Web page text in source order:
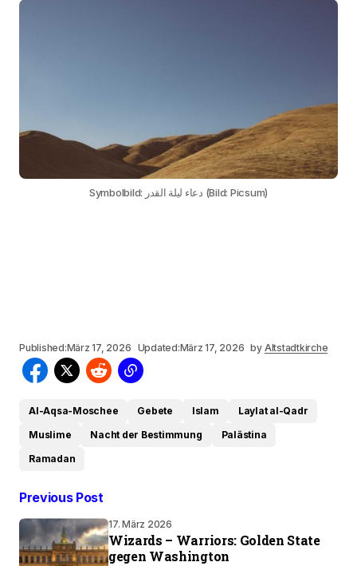
Symbolbild: دعاء ليلة القدر (Bild: Picsum)
Published:März 17, 2026 Updated:März 17, 2026 by Altstadtkirche
Al-Aqsa-Moschee Gebete Islam
Laylat al-Qadr
Muslime
Nacht der Bestimmung
Palästina
Ramadan
Previous Post
17. März 2026
Wizards – Warriors: Golden State
gegen Washington